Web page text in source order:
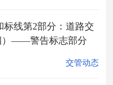
线第2部分：道路交
）——警告标志部分
交管动态